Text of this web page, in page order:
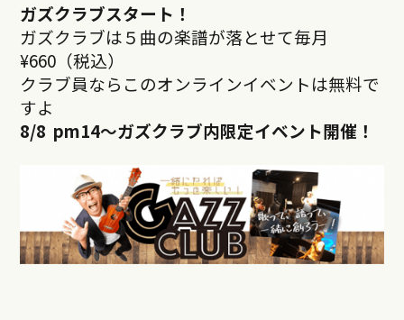
ガズクラブスタート！
ガズクラブは５曲の楽譜が落とせて毎月
¥660（税込）
クラブ員ならこのオンラインイベントは無料で
すよ
8/8 pm14～ガズクラブ内限定イベント開催！